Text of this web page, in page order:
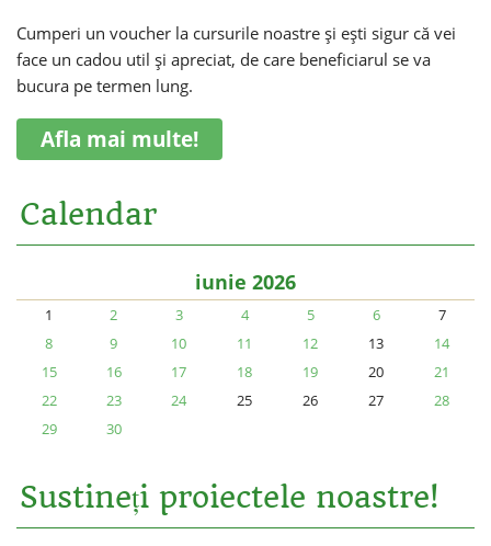
Cumperi un voucher la cursurile noastre și ești sigur că vei
face un cadou util și apreciat, de care beneficiarul se va
bucura pe termen lung.
Afla mai multe!
Calendar
iunie 2026
1 2 3 4 5 6
7
8
9 10 11 12 13
14
15
16 17 18 19 20
21
22
23 24 25 26 27
28
29
30
Sustineți proiectele noastre!